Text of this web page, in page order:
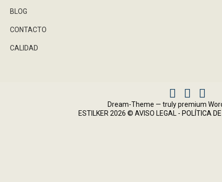
BLOG
CONTACTO
CALIDAD
FacebookInstagram
X
Dream-Theme — trulypremium
ESTILKER 2026 © AVISO LEGAL - POLÍTICA